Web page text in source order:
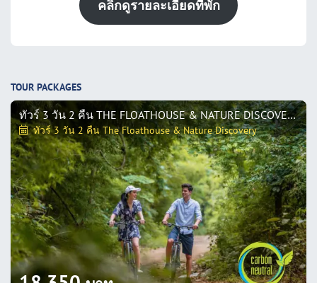
คลิกดูรายละเอียดที่พัก
TOUR PACKAGES
ทัวร์ 3 วัน 2 คืน THE FLOATHOUSE & NATURE DISCOVERY
ทัวร์ 3 วัน 2 คืน The Floathouse & Nature Discovery